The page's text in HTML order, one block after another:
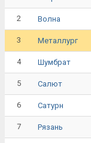
2 Волна
3 Металлург
4 Шумбрат
5 Салют
6 Сатурн
7 Рязань